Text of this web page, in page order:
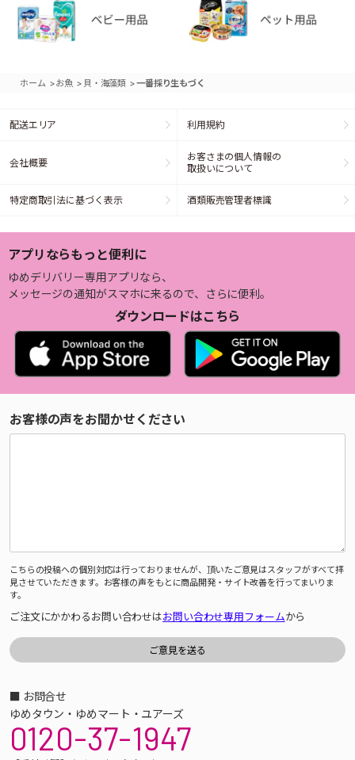
ホーム >お魚 > 貝・海藻類 >一番採り生もづく
配送エリア 利用規約
会社概要
お客さまの個人情報の
取扱いについて
特定商取引法に基づく表示 酒類販売管理者標識
アプリならもっと便利に
ゆめデリバリー専用アプリなら、
メッセージの通知がスマホに来るので、さらに便利。
ダウンロードはこちら
お客様の声をお聞かせください
こちらの投稿への個別対応は行っておりませんが、頂いたご意見はスタッフがすべて拝
見させていただきます。お客様の声をもとに商品開発・サイト改善を行ってまいりま
す。
ご注文にかかわるお問い合わせはお問い合わせ専用フォームから
■ お問合せ
ゆめタウン・ゆめマート・ユアーズ
0120-37-1947